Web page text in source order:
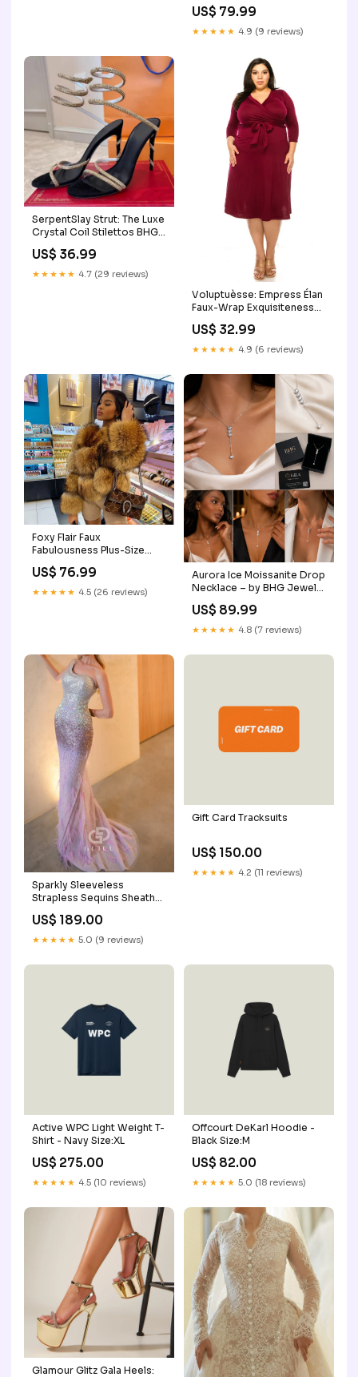
US$ 79.99
★★★★★ 4.9 (9 reviews)
SerpentSlay Strut: The Luxe
Crystal Coil Stilettos BHG
Essential Shop
US$ 36.99
★★★★★ 4.7 (29 reviews)
Voluptuèsse: Empress Élan
Faux-Wrap Exquisiteness
Beginner Friendly Wig
US$ 32.99
★★★★★ 4.9 (6 reviews)
Foxy Flair Faux
Fabulousness Plus-Size
Coat rhinestone denim
pants
US$ 76.99
★★★★★ 4.5 (26 reviews)
Aurora Ice Moissanite Drop
Necklace – by BHG Jewelry
Length:45cm
US$ 89.99
★★★★★ 4.8 (7 reviews)
Sparkly Sleeveless
Strapless Sequins Sheath
US$ 189.00
★★★★★ 5.0 (9 reviews)
Gift Card Tracksuits
US$ 150.00
★★★★★ 4.2 (11 reviews)
Active WPC Light Weight T-
Shirt - Navy Size:XL
US$ 275.00
★★★★★ 4.5 (10 reviews)
Offcourt DeKarl Hoodie -
Black Size:M
US$ 82.00
★★★★★ 5.0 (18 reviews)
Glamour Glitz Gala Heels: